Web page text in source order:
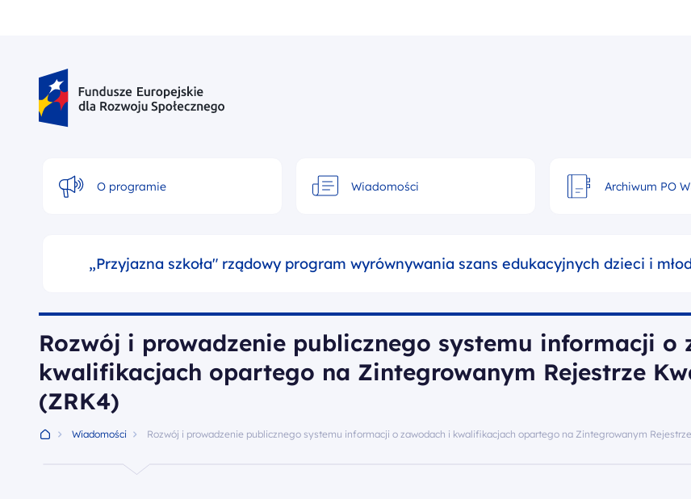
Fundusze Europejskie dla Rozwoju Społecznego
O programie Wiadomości Archiwum PO
„Przyjazna szkoła" rządowy program wyrównywania szans edukacyjnych dzieci i
Rozwój i prowadzenie publicznego systemu informacji o
kwalifikacjach opartego na Zintegrowanym Rejestrze
(ZRK4)
Wiadomości Rozwój i prowadzenie publicznego systemu informacji o zawodach i kwalifikacjach opartego na Zintegrowanym